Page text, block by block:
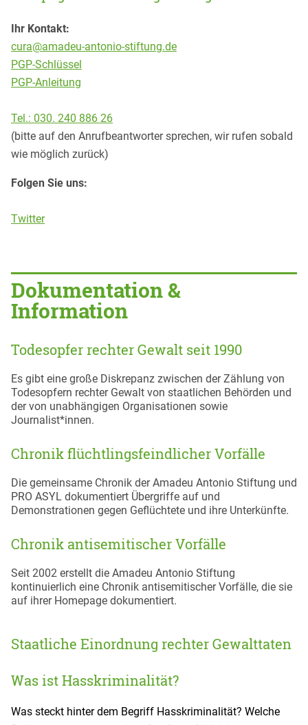
Ihr Kontakt:
cura@amadeu-antonio-stiftung.de
PGP-Schlüssel
PGP-Anleitung
Tel.: 030. 240 886 26
(bitte auf den Anrufbeantworter sprechen, wir rufen sobald
wie möglich zurück)
Folgen Sie uns:
Twitter
Dokumentation &
Information
Todesopfer rechter Gewalt seit 1990
Es gibt eine große Diskrepanz zwischen der Zählung von
Todesopfern rechter Gewalt von staatlichen Behörden und
der von unabhängigen Organisationen sowie
Journalist*innen.
Chronik flüchtlingsfeindlicher Vorfälle
Die gemeinsame Chronik der Amadeu Antonio Stiftung und
PRO ASYL dokumentiert Übergriffe auf und
Demonstrationen gegen Geflüchtete und ihre Unterkünfte.
Chronik antisemitischer Vorfälle
Seit 2002 erstellt die Amadeu Antonio Stiftung
kontinuierlich eine Chronik antisemitischer Vorfälle, die sie
auf ihrer Homepage dokumentiert.
Staatliche Einordnung rechter Gewalttaten
Was ist Hasskriminalität?
Was steckt hinter dem Begriff Hasskriminalität? Welche